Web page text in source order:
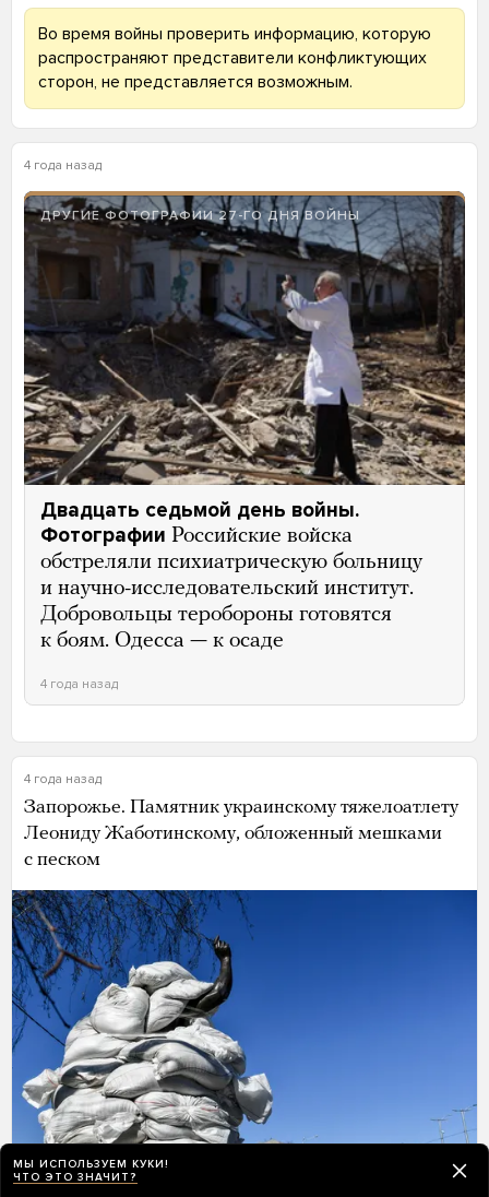
Во время войны проверить информацию, которую
распространяют представители конфликтующих
сторон, не представляется возможным.
4 года назад
ДРУГИЕ ФОТОГРАФИИ 27-ГО ДНЯ ВОЙНЫ
Двадцать седьмой день войны.
Фотографии Российские войска
обстреляли психиатрическую больницу
и научно-исследовательский институт.
Добровольцы теробороны готовятся
к боям. Одесса — к осаде
4 года назад
4 года назад
Запорожье. Памятник украинскому тяжелоатлету
Леониду Жаботинскому, обложенный мешками
с песком
МЫ ИСПОЛЬЗУЕМ КУКИ!
ЧТО ЭТО ЗНАЧИТ?